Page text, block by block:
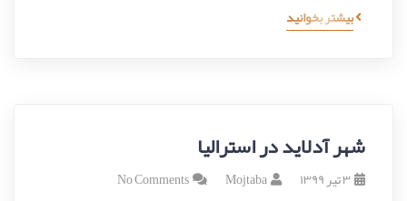
بیشتر بخوانید
شهر آدلاید در استرالیا
۳ تیر ۱۳۹۹ Mojtaba
No Comments